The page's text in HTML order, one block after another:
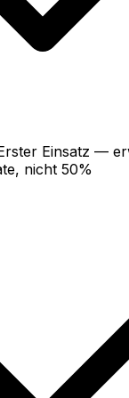
Einsatz —
nicht 50%